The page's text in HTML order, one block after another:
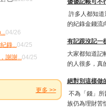
...04/26
錄...04/25
謝謝...04/25
更多 >>
傻傻記帳可不
許多人都知
的紀錄金錢流
有記跟沒記一
大家都知道記
的人很多，真
絕對別這樣做
不為「錢」
族仍為理財苦